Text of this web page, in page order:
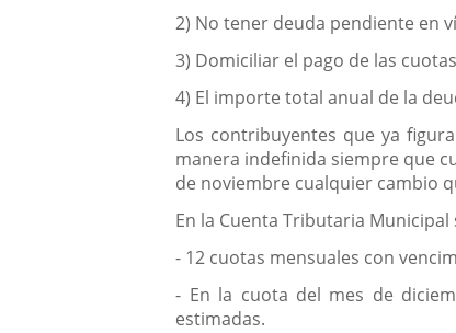
2) No tener deuda pendiente en
3) Domiciliar el pago de las
4) El importe total anual de la
Los contribuyentes que ya
manera indefinida siempre que
de noviembre cualquier cambio
En la Cuenta Tributaria
- 12 cuotas mensuales con
- En la cuota del mes de
estimadas.